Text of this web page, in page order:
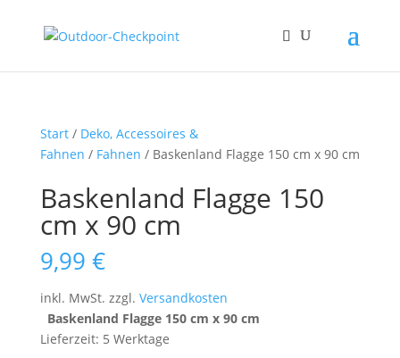
Start/ Deko, Accessoires &
Fahnen / Fahnen / Baskenland Flagge 150 cm x 90 cm
Baskenland Flagge 150
cm x 90 cm
9,99 €
inkl. MwSt. zzgl. Versandkosten
Baskenland Flagge 150 cm x 90 cm
Lieferzeit: 5 Werktage